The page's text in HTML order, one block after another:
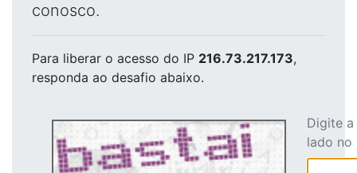
conosco.
Para liberar o acesso do IP 216.73.217.173,
responda ao desafio abaixo.
Digite
lado no